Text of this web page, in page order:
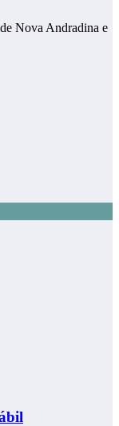
Nova Andradina e